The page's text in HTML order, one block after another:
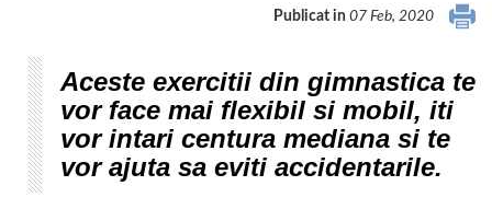
Publicat in 07 Feb, 2020
Aceste exercitii din gimnastica te
vor face mai flexibil si mobil, iti
vor intari centura mediana si te
vor ajuta sa eviti accidentarile.